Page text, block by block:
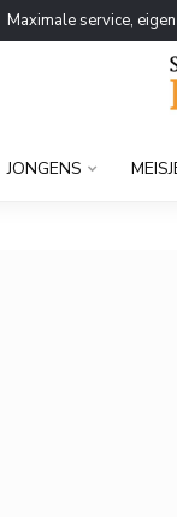
Maximale service,
JONGENS